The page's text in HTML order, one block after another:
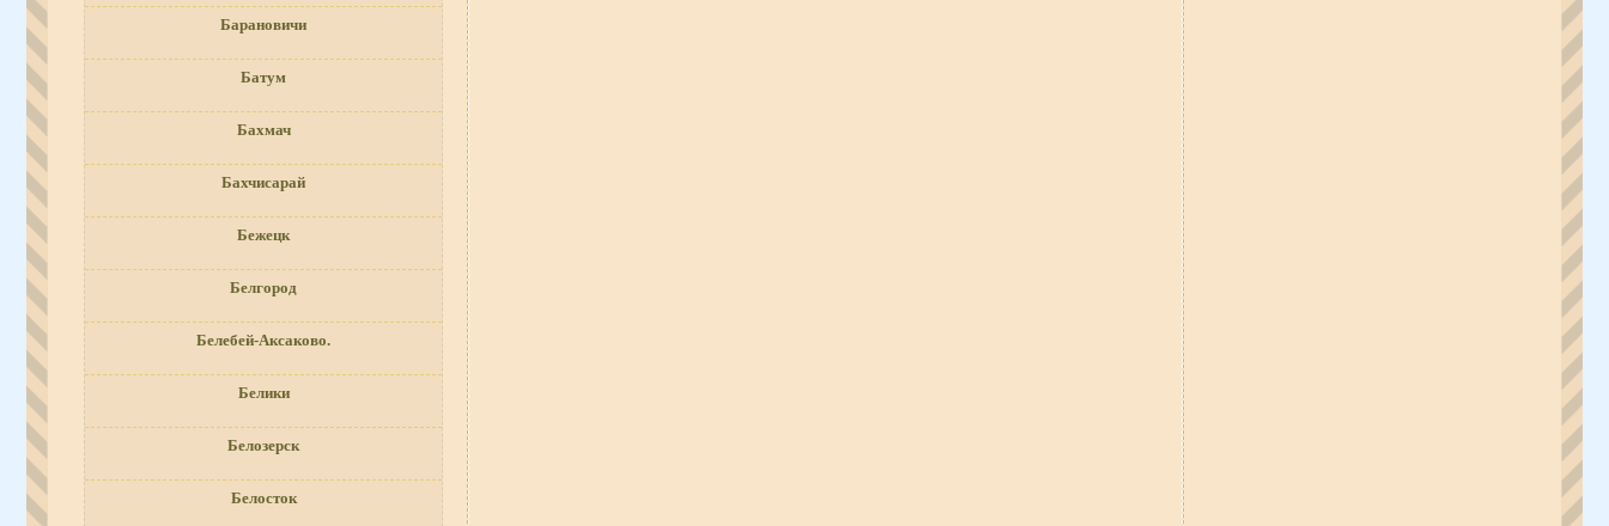
Барановичи
Батум
Бахмач
Бахчисарай
Бежецк
Белгород
Белебей-Аксаково.
Белики
Белозерск
Белосток